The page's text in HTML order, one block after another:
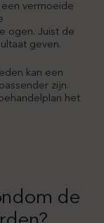
vermoeide
ogen. Juist de
geven.
kan een
zijn.
het
de